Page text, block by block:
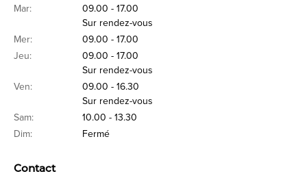
Mar:
09.00 - 17.00
Sur rendez-vous
Mer:
09.00 - 17.00
Jeu:
09.00 - 17.00
Sur rendez-vous
Ven:
09.00 - 16.30
Sur rendez-vous
Sam:
10.00 - 13.30
Dim:
Fermé
Contact